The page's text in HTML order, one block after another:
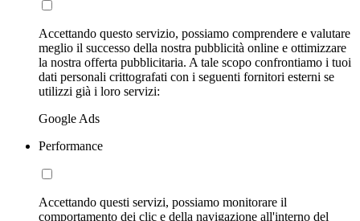
Accettando questo servizio, possiamo comprendere e valutare
meglio il successo della nostra pubblicità online e ottimizzare
la nostra offerta pubblicitaria. A tale scopo confrontiamo i tuoi
dati personali crittografati con i seguenti fornitori esterni se
utilizzi già i loro servizi:
Google Ads
Performance
Accettando questi servizi, possiamo monitorare il
comportamento dei clic e della navigazione all'interno del